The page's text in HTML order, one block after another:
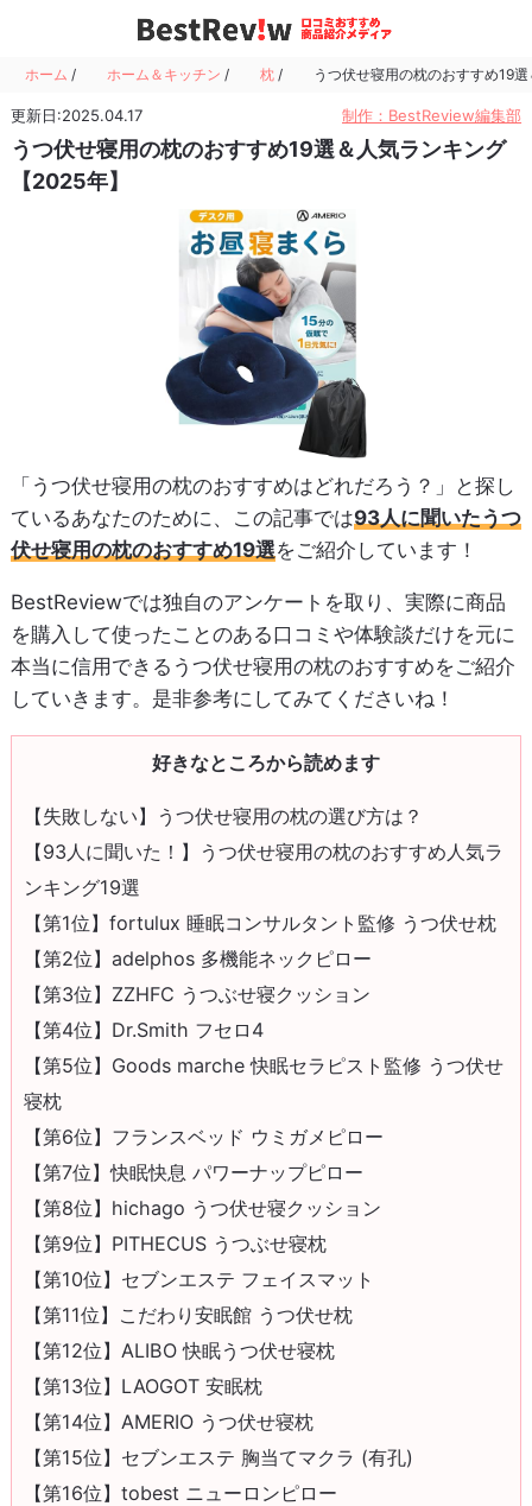
ホーム / ホーム＆キッチン / 枕 / うつ伏せ寝用の枕のおすすめ19
更新日:2025.04.17 制作：BestReview編集部
うつ伏せ寝用の枕のおすすめ19選＆人気ランキング
【2025年】
「うつ伏せ寝用の枕のおすすめはどれだろう？」と探し
ているあなたのために、この記事では93人に聞いたうつ
伏せ寝用の枕のおすすめ19選をご紹介しています！
BestReviewでは独自のアンケートを取り、実際に商品
を購入して使ったことのある口コミや体験談だけを元に
本当に信用できるうつ伏せ寝用の枕のおすすめをご紹介
していきます。是非参考にしてみてくださいね！
好きなところから読めます
【失敗しない】うつ伏せ寝用の枕の選び方は？
【93人に聞いた！】うつ伏せ寝用の枕のおすすめ人気ラ
ンキング19選
【第1位】fortulux 睡眠コンサルタント監修 うつ伏せ枕
【第2位】adelphos 多機能ネックピロー
【第3位】ZZHFC うつぶせ寝クッション
【第4位】Dr.Smith フセロ4
【第5位】Goods marche 快眠セラピスト監修 うつ伏せ
寝枕
【第6位】フランスベッド ウミガメピロー
【第7位】快眠快息 パワーナップピロー
【第8位】hichago うつ伏せ寝クッション
【第9位】PITHECUS うつぶせ寝枕
【第10位】セブンエステ フェイスマット
【第11位】こだわり安眠館 うつ伏せ枕
【第12位】ALIBO 快眠うつ伏せ寝枕
【第13位】LAOGOT 安眠枕
【第14位】AMERIO うつ伏せ寝枕
【第15位】セブンエステ 胸当てマクラ (有孔)
【第16位】tobest ニューロンピロー